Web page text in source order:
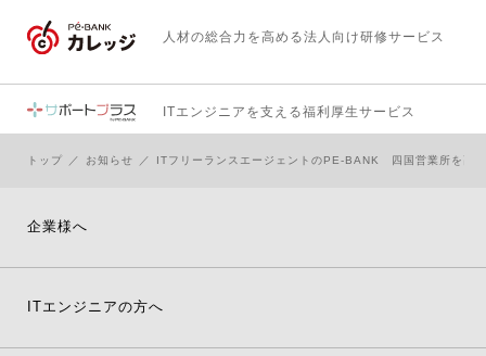
人材の総合力を高める法人向け研修サービス
ITエンジニアを支える福利厚生サービス
トップ お知らせ ITフリーランスエージェントのPE-BANK 四国営業所を高
企業様へ
ITエンジニアの方へ